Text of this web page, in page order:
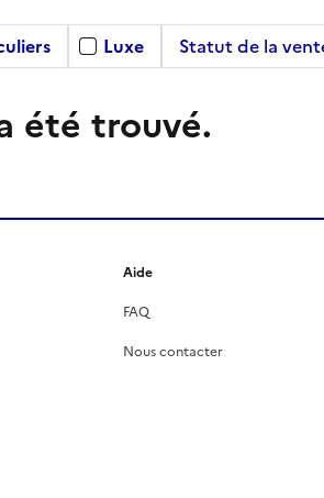
Luxe Statut de la
été trouvé.
Aide
FAQ
Nous contacter